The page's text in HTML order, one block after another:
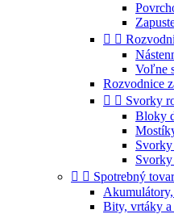
 
Voľne
Rozvodnice
  Svorky
Bloky
  Spotrebný tovar
Bity, vrtáky